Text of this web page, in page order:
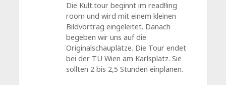
Die Kult.tour beginnt im read!!ing
room und wird mit einem kleinen
Bildvortrag eingeleitet. Danach
begeben wir uns auf die
Originalschauplätze. Die Tour endet
bei der TU Wien am Karlsplatz. Sie
sollten 2 bis 2,5 Stunden einplanen.